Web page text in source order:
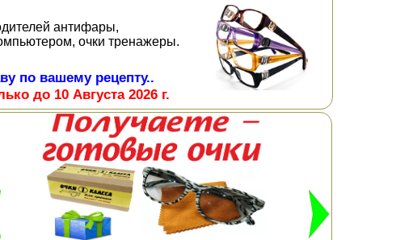
антифары,
очки тренажеры.
по вашему рецепту..
до 10 Августа 2026 г.